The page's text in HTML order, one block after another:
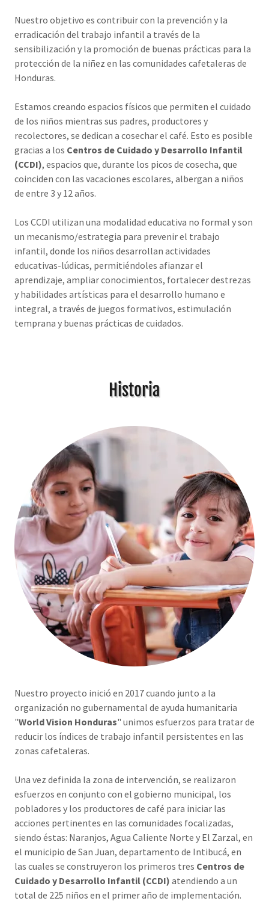
Nuestro objetivo es contribuir con la prevención y la
erradicación del trabajo infantil a través de la
sensibilización y la promoción de buenas prácticas para la
protección de la niñez en las comunidades cafetaleras de
Honduras.
Estamos creando espacios físicos que permiten el cuidado
de los niños mientras sus padres, productores y
recolectores, se dedican a cosechar el café. Esto es posible
gracias a los Centros de Cuidado y Desarrollo Infantil
(CCDI), espacios que, durante los picos de cosecha, que
coinciden con las vacaciones escolares, albergan a niños
de entre 3 y 12 años.
Los CCDI utilizan una modalidad educativa no formal y son
un mecanismo/estrategia para prevenir el trabajo
infantil, donde los niños desarrollan actividades
educativas-lúdicas, permitiéndoles afianzar el
aprendizaje, ampliar conocimientos, fortalecer destrezas
y habilidades artísticas para el desarrollo humano e
integral, a través de juegos formativos, estimulación
temprana y buenas prácticas de cuidados.
Historia
Nuestro proyecto inició en 2017 cuando junto a la
organización no gubernamental de ayuda humanitaria
"World Vision Honduras" unimos esfuerzos para tratar de
reducir los índices de trabajo infantil persistentes en las
zonas cafetaleras.
Una vez definida la zona de intervención, se realizaron
esfuerzos en conjunto con el gobierno municipal, los
pobladores y los productores de café para iniciar las
acciones pertinentes en las comunidades focalizadas,
siendo éstas: Naranjos, Agua Caliente Norte y El Zarzal, en
el municipio de San Juan, departamento de Intibucá, en
las cuales se construyeron los primeros tres Centros de
Cuidado y Desarrollo Infantil (CCDI) atendiendo a un
total de 225 niños en el primer año de implementación.